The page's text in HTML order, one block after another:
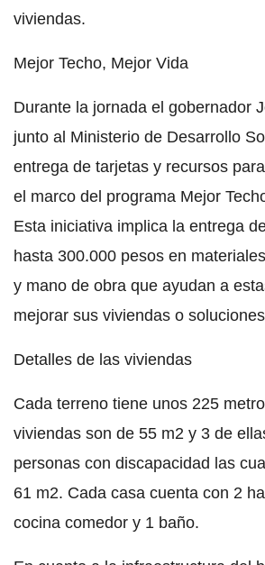
viviendas.
Mejor Techo, Mejor Vida
Durante la jornada el gobernador
junto al Ministerio de Desarrollo
entrega de tarjetas y recursos
el marco del programa Mejor
Esta iniciativa implica la entrega
hasta 300.000 pesos en
y mano de obra que ayudan a
mejorar sus viviendas o
Detalles de las viviendas
Cada terreno tiene unos 225
viviendas son de 55 m2 y 3 de
personas con discapacidad las
61 m2. Cada casa cuenta con 2
cocina comedor y 1 baño.